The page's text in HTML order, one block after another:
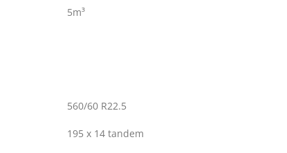
5m³
560/60 R22.5
195 x 14 tandem